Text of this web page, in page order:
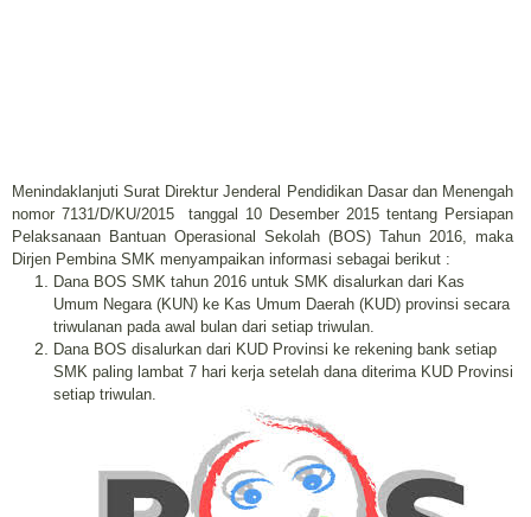
Menindaklanjuti Surat Direktur Jenderal Pendidikan Dasar dan Menengah
nomor 7131/D/KU/2015 tanggal 10 Desember 2015 tentang Persiapan
Pelaksanaan Bantuan Operasional Sekolah (BOS) Tahun 2016, maka
Dirjen Pembina SMK menyampaikan informasi sebagai berikut :
Dana BOS SMK tahun 2016 untuk SMK disalurkan dari Kas
Umum Negara (KUN) ke Kas Umum Daerah (KUD) provinsi secara
triwulanan pada awal bulan dari setiap triwulan.
Dana BOS disalurkan dari KUD Provinsi ke rekening bank setiap
SMK paling lambat 7 hari kerja setelah dana diterima KUD Provinsi
setiap triwulan.